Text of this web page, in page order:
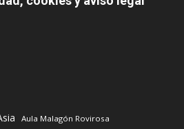
Aula Malagón Rovirosa